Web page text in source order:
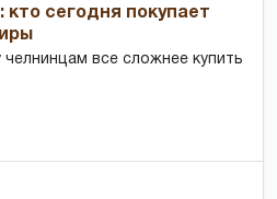
кто сегодня покупает
челнинцам все сложнее купить